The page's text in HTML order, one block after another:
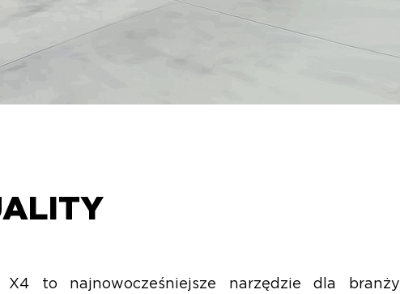
to najnowocześniejsze narzędzie dla branży